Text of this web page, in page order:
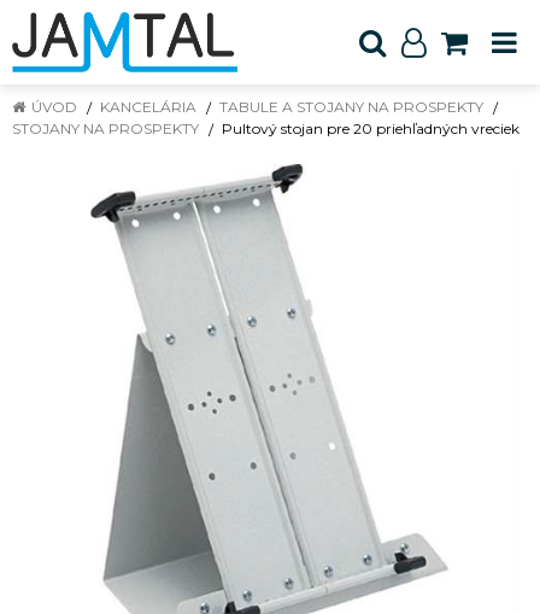
ÚVOD KANCELÁRIA
TABULE A STOJANY NA PROSPEKTY
STOJANY NA PROSPEKTY
Pultový stojan pre 20 priehľadných vreciek